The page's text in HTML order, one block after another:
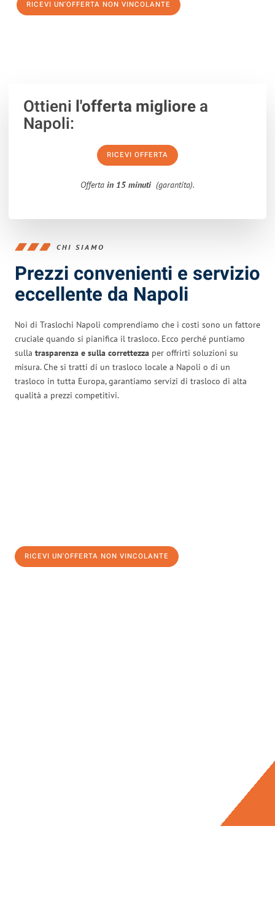
RICEVI UN'OFFERTA NON VINCOLANTE
Ottieni l'offerta migliorea
Napoli:
RICEVI OFFERTA
Offerta in 15 minuti (garantita).
CHI SIAMO
Prezzi convenienti e servizio
eccellente da Napoli
Noi di Traslochi Napoli comprendiamo che i costi sono un fattore
cruciale quando si pianifica il trasloco. Ecco perché puntiamo
sulla trasparenza e sulla correttezza per offrirti soluzioni su
misura. Che si tratti di un trasloco locale a Napoli o di un
trasloco in tutta Europa, garantiamo servizi di trasloco di alta
qualità a prezzi competitivi.
RICEVI UN'OFFERTA NON VINCOLANTE